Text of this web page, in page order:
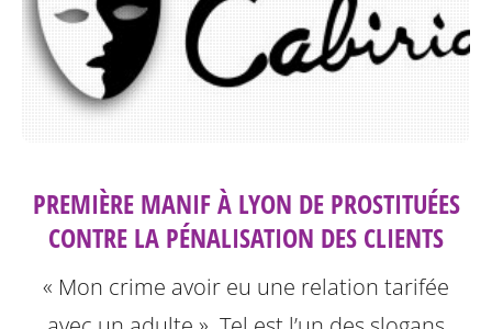
PREMIÈRE MANIF À LYON DE PROSTITUÉES
CONTRE LA PÉNALISATION DES CLIENTS
« Mon crime avoir eu une relation tarifée